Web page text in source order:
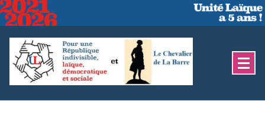
Aller
au
contenu